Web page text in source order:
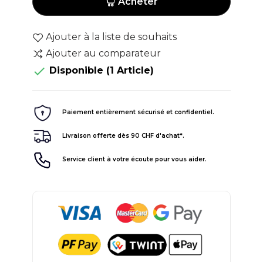
Ajouter à la liste de souhaits
Ajouter au comparateur
 Disponible (1 Article)
Paiement entièrement sécurisé et confidentiel.
Livraison offerte dès 90 CHF d'achat*.
Service client à votre écoute pour vous aider.